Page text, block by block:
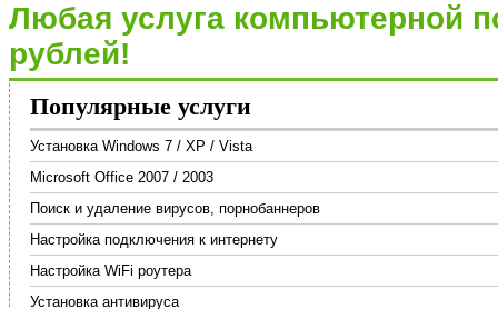
Любая услуга компьютерной
рублей!
Популярные услуги
Установка Windows 7 / XP / Vista
Microsoft Office 2007 / 2003
Поиск и удаление вирусов, порнобаннеров
Настройка подключения к интернету
Настройка WiFi роутера
Установка антивируса